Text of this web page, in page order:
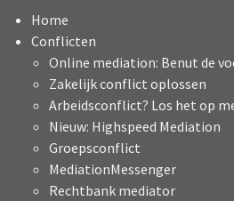
Home
Conflicten
Online mediation: Benut de
Zakelijk conflict oplossen
Arbeidsconflict? Los het op
Nieuw: Highspeed Mediation
Groepsconflict
MediationMessenger
Rechtbank mediator